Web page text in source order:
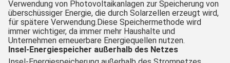
Verwendung von Photovoltaikanlagen zur Speicherung von
überschüssiger Energie, die durch Solarzellen erzeugt wird,
für spätere Verwendung.Diese Speichermethode wird
immer wichtiger, da immer mehr Haushalte und
Unternehmen erneuerbare Energiequellen nutzen.
Insel-Energiespeicher außerhalb des Netzes